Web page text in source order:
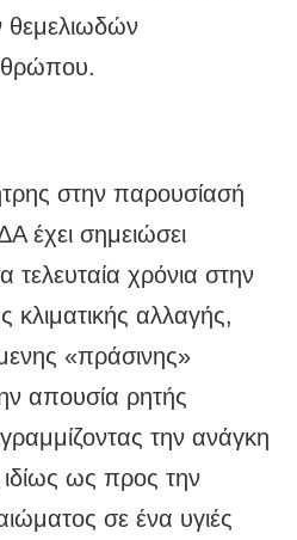
θεμελιωδών
στην παρουσίασή
έχει σημειώσει
τελευταία χρόνια στην
κλιματικής αλλαγής,
«πράσινης»
απουσία ρητής
την ανάγκη
ιδίως ως προς την
σε ένα υγιές